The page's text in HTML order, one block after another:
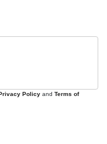
Policy and Terms of